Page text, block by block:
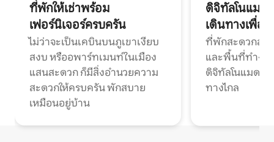
ที่พักให้เช่าพร้อม
เฟอร์นิเจอร์ครบครัน
ไม่ว่าจะเป็นเคบินบนภูเขาเงียบ
สงบ หรืออพาร์ทเมนท์ในเมือง
แสนสะดวก ก็มีสิ่งอำนวยความ
สะดวกให้ครบครัน พักสบาย
เหมือนอยู่บ้าน
ดิจิทัลโนแมด
เดินทางเพื่อ
ที่พักสะดวกสบ
และพื้นที่ทำงา
ดิจิทัลโนแมดแ
ทางไกล